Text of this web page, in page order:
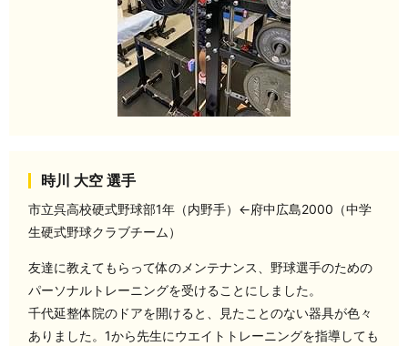
時川 大空 選手
市立呉高校硬式野球部1年（内野手）←府中広島2000（中学
生硬式野球クラブチーム）
友達に教えてもらって体のメンテナンス、野球選手のための
パーソナルトレーニングを受けることにしました。
千代延整体院のドアを開けると、見たことのない器具が色々
ありました。1から先生にウエイトトレーニングを指導しても